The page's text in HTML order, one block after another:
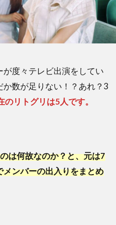
が度々テレビ出演をしてい
数が足りない！？あれ？3
のリトグリは5人です。
は何故なのか？と、元は7
ンバーの出入りをまとめ